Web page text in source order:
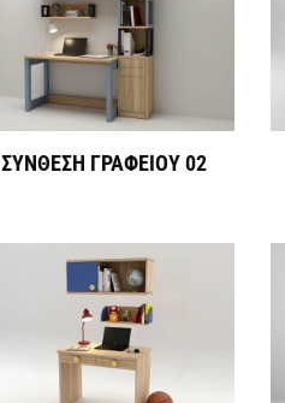
ΣΥΝΘΕΣΗ ΓΡΑΦΕΙΟΥ 02